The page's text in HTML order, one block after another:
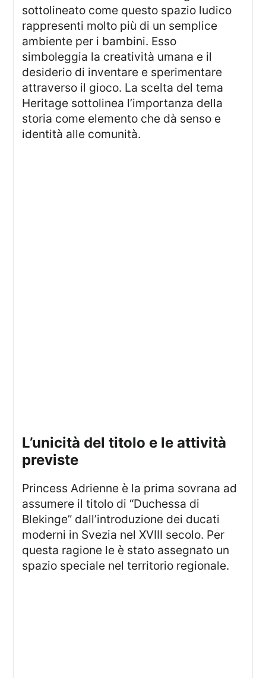
sottolineato come questo spazio ludico
rappresenti molto più di un semplice
ambiente per i bambini. Esso
simboleggia la creatività umana e il
desiderio di inventare e sperimentare
attraverso il gioco. La scelta del tema
Heritage sottolinea l’importanza della
storia come elemento che dà senso e
identità alle comunità.
l’unicità del titolo e le attività
previste
Princess Adrienne è la prima sovrana ad
assumere il titolo di “Duchessa di
Blekinge” dall’introduzione dei ducati
moderni in Svezia nel XVIII secolo. Per
questa ragione le è stato assegnato un
spazio speciale nel territorio regionale.